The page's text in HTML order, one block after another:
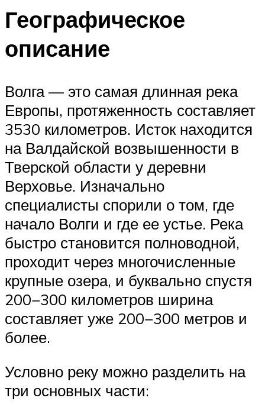
Географическое
описание
Волга — это самая длинная река
Европы, протяженность составляет
3530 километров. Исток находится
на Валдайской возвышенности в
Тверской области у деревни
Верховье. Изначально
специалисты спорили о том, где
начало Волги и где ее устье. Река
быстро становится полноводной,
проходит через многочисленные
крупные озера, и буквально спустя
200−300 километров ширина
составляет уже 200−300 метров и
более.
Условно реку можно разделить на
три основных части: